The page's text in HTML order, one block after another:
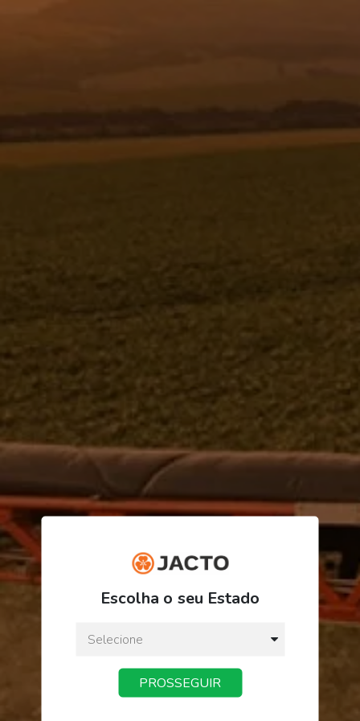
BICO PULV.LEQUE JLD 11004
R$ 18,45
ou3x deR$ 6,15
Preço a vista:
Escolha o seu Estado
PROSSEGUIR